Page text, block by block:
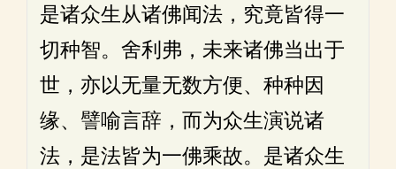
是诸众生从诸佛闻法，究竟皆得一
切种智。舍利弗，未来诸佛当出于
世，亦以无量无数方便、种种因
缘、譬喻言辞，而为众生演说诸
法，是法皆为一佛乘故。是诸众生